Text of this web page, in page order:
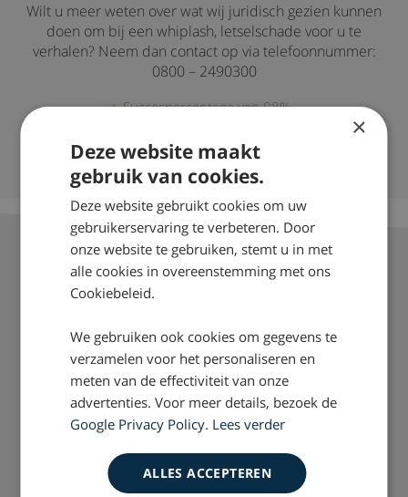
Wilt u meer weten over wat wij juridisch gezien kunnen
doen om bij een whiplash, letselschade voor u te
verhalen? Neem dan contact op via telefoonnummer:
0800 – 2490300
Succespercentage van 98%
Ruim 35 jaar ervaring door heel Nederland
Onze mensen
Werkwijze
Nieuws & Dossiers
×
Deze website maakt
gebruik van cookies.
Deze website gebruikt cookies om uw
gebruikerservaring te verbeteren. Door
onze website te gebruiken, stemt u in met
alle cookies in overeenstemming met ons
Cookiebeleid.
We gebruiken ook cookies om gegevens te
verzamelen voor het personaliseren en
meten van de effectiviteit van onze
advertenties. Voor meer details, bezoek de
Google Privacy Policy. Lees verder
ALLES ACCEPTEREN